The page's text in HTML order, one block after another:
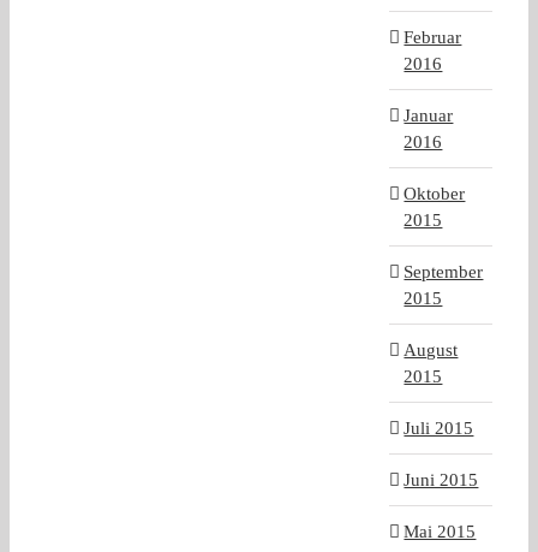
Februar
2016
Januar
2016
Oktober
2015
September
2015
August
2015
Juli 2015
Juni 2015
Mai 2015